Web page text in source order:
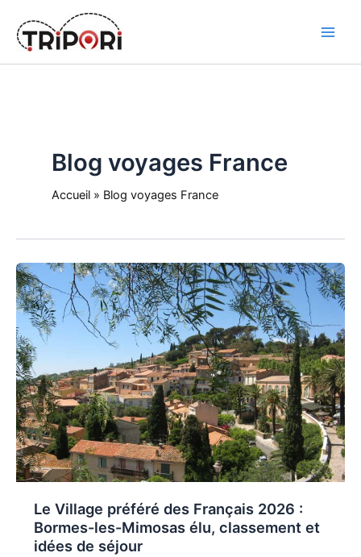
content
Blog voyages France
Accueil» Blog voyages France
Le Village préféré des Français 2026 :
Bormes-les-Mimosas élu, classement et
idées de séjour